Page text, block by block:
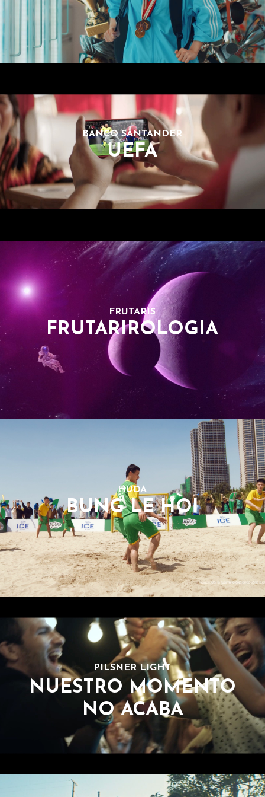
BANCO SANTANDER
UEFA
FRUTARIS
FRUTARIROLOGIA
HUDA
BUNG LE HOI
PILSNER LIGHT
NUESTRO MOMENTO
NO ACABA